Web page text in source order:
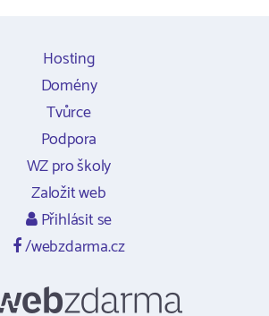
Hosting
Domény
Tvůrce
Podpora
WZ pro školy
Založit web
Přihlásit se
/webzdarma.cz